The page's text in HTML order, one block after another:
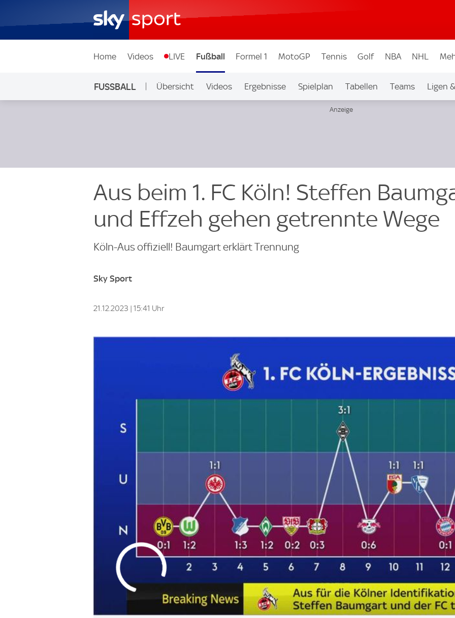
Home Videos LIVE Fußball Formel 1 MotoGP Tennis Golf NBA NHL
FUSSBALL Übersicht Videos Ergebnisse Spielplan Tabellen Teams Ligen
Aus beim 1. FC Köln! Steffen
und Effzeh gehen getrennte Wege
Köln-Aus offiziell! Baumgart erklärt Trennung
Sky Sport
21.12.2023 | 15:41 Uhr